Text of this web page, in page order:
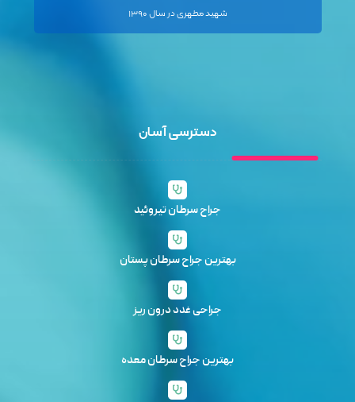
شهید مطهری در سال ۱۳۹۰
دسترسی آسان
جراح سرطان تیروئید
بهترین جراح سرطان پستان
جراحی غدد درون ریز
بهترین جراح سرطان معده